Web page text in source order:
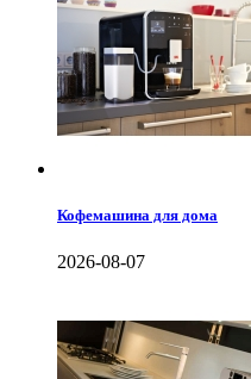
Кофемашина для дома
2026-08-07